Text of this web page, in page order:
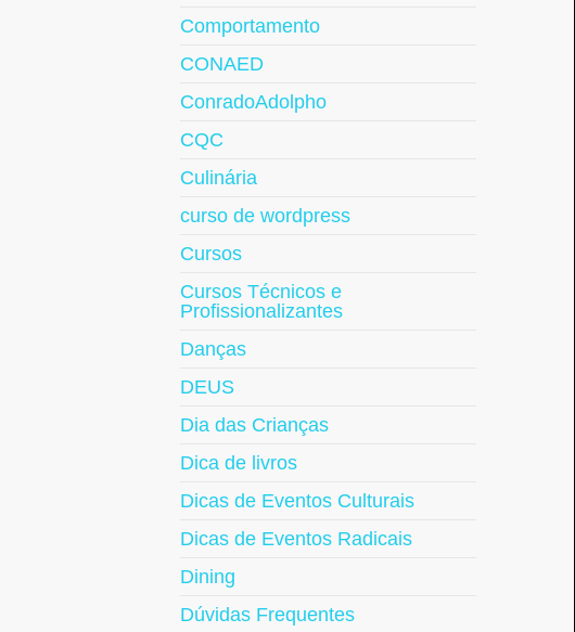
Comportamento
CONAED
ConradoAdolpho
CQC
Culinária
curso de wordpress
Cursos
Cursos Técnicos e
Profissionalizantes
Danças
DEUS
Dia das Crianças
Dica de livros
Dicas de Eventos Culturais
Dicas de Eventos Radicais
Dining
Dúvidas Frequentes